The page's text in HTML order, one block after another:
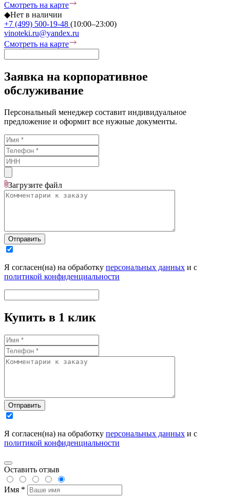
Смотреть на карте
◆Нет в наличии
+7 (499) 500-19-48 (10:00–23:00)
vinoteki.ru@yandex.ru
Смотреть на карте
Заявка на корпоративное
обслуживание
Персональный менеджер составит индивидуальное
предложение и оформит все нужные документы.
Загрузите файл
Отправить
Я согласен(на) на обработку персональных данных и с
политикой конфиденциальности
Купить в 1 клик
Отправить
Я согласен(на) на обработку персональных данных и с
политикой конфиденциальности
Оставить отзыв
Имя *